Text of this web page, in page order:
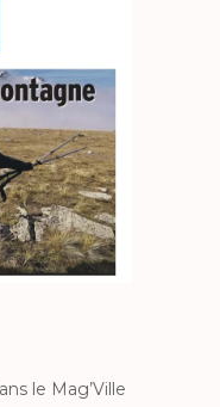
le Mag’Ville